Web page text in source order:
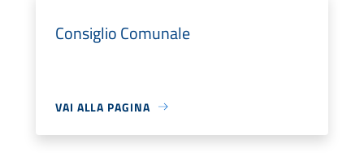
Consiglio Comunale
VAI ALLA PAGINA